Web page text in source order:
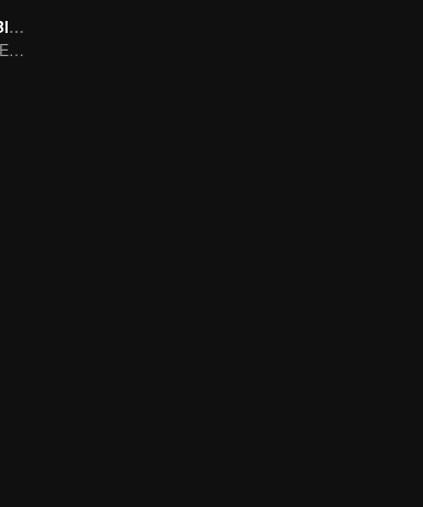
Meet You At The Blossom (Thai Ver.)
Escucha el Viento, Espera las Flores